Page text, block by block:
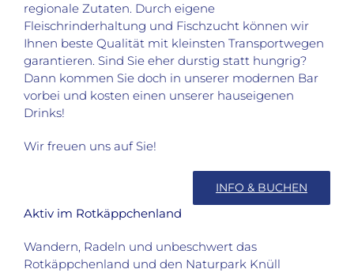
regionale Zutaten. Durch eigene
Fleischrinderhaltung und Fischzucht können wir
Ihnen beste Qualität mit kleinsten Transportwegen
garantieren. Sind Sie eher durstig statt hungrig?
Dann kommen Sie doch in unserer modernen Bar
vorbei und kosten einen unserer hauseigenen
Drinks!
Wir freuen uns auf Sie!
INFO & BUCHEN
Aktiv im Rotkäppchenland
Wandern, Radeln und unbeschwert das
Rotkäppchenland und den Naturpark Knüll